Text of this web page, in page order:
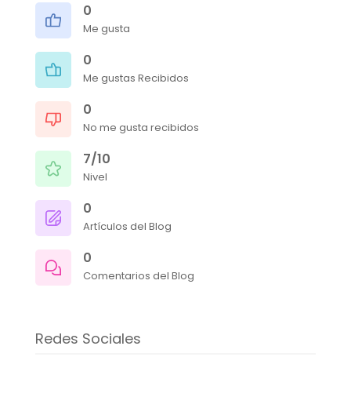
0
Me gusta
0
Me gustas Recibidos
0
No me gusta recibidos
7/10
Nivel
0
Artículos del Blog
0
Comentarios del Blog
Redes Sociales